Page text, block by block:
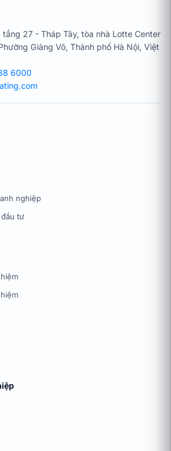
tầng 27 - Tháp Tây, tòa nhà Lotte Center
Giảng Võ, Thành phố Hà Nội, Việt
6000
nghiệp
tư